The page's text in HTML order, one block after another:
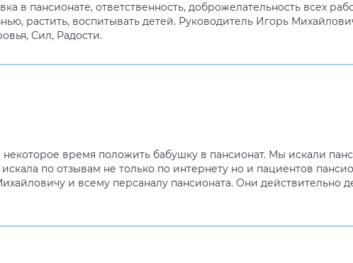
в пансионате, ответственность, доброжелательность всех
растить, воспитывать детей. Руководитель Игорь
Сил, Радости.
время положить бабушку в пансионат. Мы искали
по отзывам не только по интернету но и пациентов
и всему персаналу пансионата. Они действительно